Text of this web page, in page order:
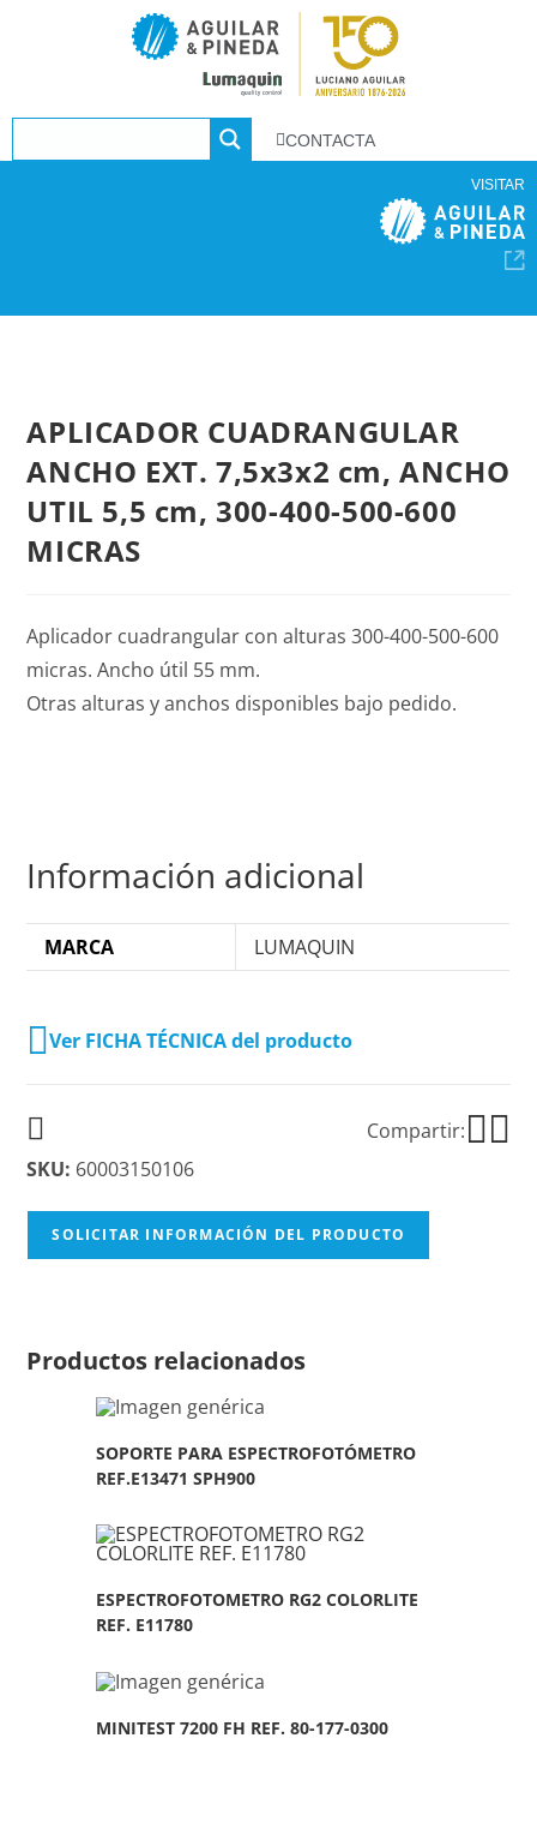
CONTACTA
VISITAR
APLICADOR CUADRANGULAR
ANCHO EXT. 7,5x3x2 cm, ANCHO
UTIL 5,5 cm, 300-400-500-600
MICRAS
Aplicador cuadrangular con alturas 300-400-500-600
micras. Ancho útil 55 mm.
Otras alturas y anchos disponibles bajo pedido.
Información adicional
MARCA LUMAQUIN
Ver FICHA TÉCNICA del producto
Compartir:
SKU: 60003150106
SOLICITAR INFORMACIÓN DEL PRODUCTO
Productos relacionados
SOPORTE PARA ESPECTROFOTÓMETRO
REF.E13471 SPH900
ESPECTROFOTOMETRO RG2 COLORLITE
REF. E11780
MINITEST 7200 FH REF. 80-177-0300